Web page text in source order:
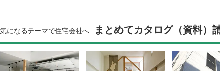
気になるテーマで住宅会社へ まとめてカタログ（資料）